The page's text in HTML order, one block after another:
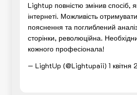
Lightup повністю змінив
інтернеті. Можливість
пояснення та поглиблений
сторінки, революційна.
кожного професіонала!
— LightUp (@Lightupaii) 1